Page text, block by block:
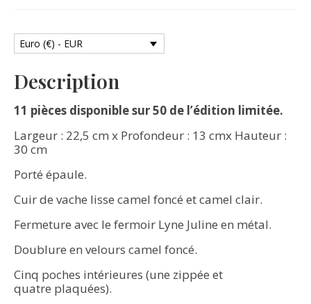
Euro (€) - EUR
Description
11 pièces disponible sur 50 de l’édition limitée.
Largeur : 22,5 cm x Profondeur : 13 cmx Hauteur :
30 cm
Porté épaule.
Cuir de vache lisse camel foncé et camel clair.
Fermeture avec le fermoir Lyne Juline en métal.
Doublure en velours camel foncé.
Cinq poches intérieures (une zippée et
quatre plaquées).